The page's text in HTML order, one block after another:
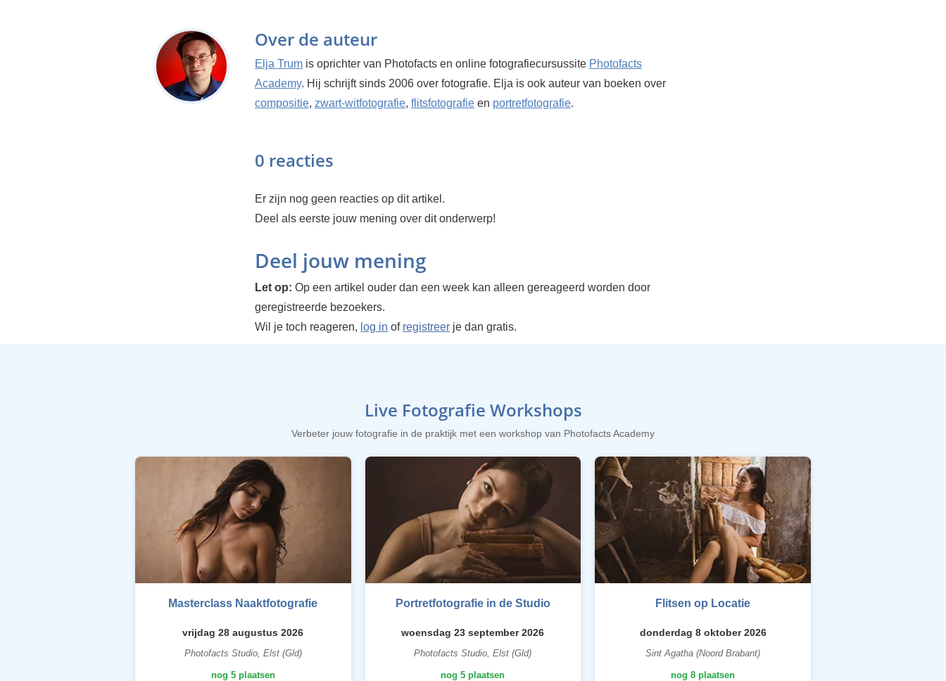
Over de auteur
Elja Trum is oprichter van Photofacts en online fotografiecursussite Photofacts
Academy. Hij schrijft sinds 2006 over fotografie. Elja is ook auteur van boeken over
compositie, zwart-witfotografie, flitsfotografie en portretfotografie.
0 reacties
Er zijn nog geen reacties op dit artikel.
Deel als eerste jouw mening over dit onderwerp!
Deel jouw mening
Let op: Op een artikel ouder dan een week kan alleen gereageerd worden door
geregistreerde bezoekers.
Wil je toch reageren, log in of registreer je dan gratis.
Live Fotografie Workshops
Verbeter jouw fotografie in de praktijk met een workshop van Photofacts Academy
Masterclass Naaktfotografie
vrijdag 28 augustus 2026
Photofacts Studio, Elst (Gld)
nog 5 plaatsen
Portretfotografie in de Studio
woensdag 23 september 2026
Photofacts Studio, Elst (Gld)
nog 5 plaatsen
Flitsen op Locatie
donderdag 8 oktober 2026
Sint Agatha (Noord Brabant)
nog 8 plaatsen